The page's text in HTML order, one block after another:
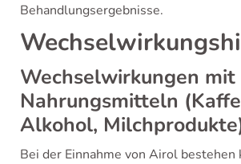
Behandlungsergebnisse.
Wechselwirkungen mit
Nahrungsmitteln
Alkohol,
Bei der Einnahme von Airol bestehen